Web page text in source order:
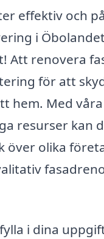
effektiv och
i
Att renovera
för att
hem. Med våra
resurser kan
över olika
i dina